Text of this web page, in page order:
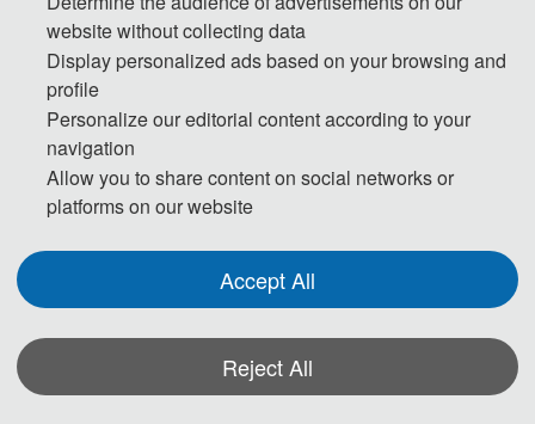
议 (ICMMAP 2021) 将于2021年7月23-25日
在中国桂林隆重举行。会议主要围绕力学、
数学与应用物理学等研究领域展开讨论。旨
在为从事力学、数学与应用物理学研究的专
家学者、工程技术人员、技术研发人员提供
一个共享科研成果和前沿技术，了解学术发
展趋势，拓宽研究思路，加强学术研究和探
讨，促进学术成果产业化合作的平台。大会
诚邀国内外高校、科研机构专家、学者，企
业界人士及其他相关人员参会交流。
website without collecting data
Display personalized ads based on your browsing and
profile
Personalize our editorial content according to your
navigation
Allow you to share content on social networks or
platforms on our website
Accept All
Reject All